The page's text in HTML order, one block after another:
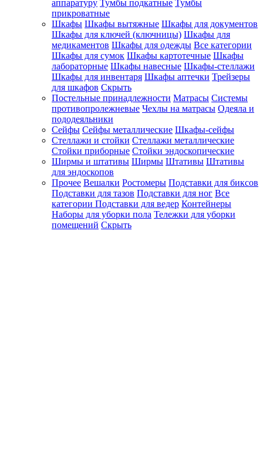
аппаратуру Тумбы подкатные Тумбы
прикроватные
Шкафы Шкафы вытяжные Шкафы для документов
Шкафы для ключей (ключницы) Шкафы для
медикаментов Шкафы для одежды Все категории
Шкафы для сумок Шкафы картотечные Шкафы
лабораторные Шкафы навесные Шкафы-стеллажи
Шкафы для инвентаря Шкафы аптечки Трейзеры
для шкафов Скрыть
Постельные принадлежности Матрасы Системы
противопролежневые Чехлы на матрасы Одеяла и
пододеяльники
Сейфы Сейфы металлические Шкафы-сейфы
Стеллажи и стойки Стеллажи металлические
Стойки приборные Стойки эндоскопические
Ширмы и штативы Ширмы Штативы Штативы
для эндоскопов
Прочее Вешалки Ростомеры Подставки для биксов
Подставки для тазов Подставки для ног Все
категории Подставки для ведер Контейнеры
Наборы для уборки пола Тележки для уборки
помещений Скрыть